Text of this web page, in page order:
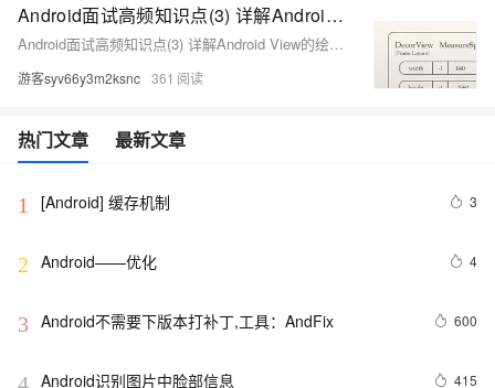
Android面试高频知识点(3) 详解Android View的绘制流程
Android面试高频知识点(3) 详解Android View的绘制流程
游客syv66y3m2ksnc 361
热门文章 最新文章
1 [Android] 缓存机制 3
2 Android——优化 4
3 Android不需要下版本打补丁,工具：AndFix 600
Android识别图片中脸部信息 415